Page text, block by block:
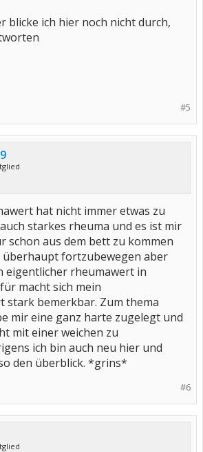
blicke ich hier noch nicht durch,
#5
hat nicht immer etwas zu
starkes rheuma und es ist mir
schon aus dem bett zu kommen
überhaupt fortzubewegen aber
eigentlicher rheumawert in
macht sich mein
stark bemerkbar. Zum thema
mir eine ganz harte zugelegt und
mit einer weichen zu
ich bin auch neu hier und
den überblick. *grins*
#6